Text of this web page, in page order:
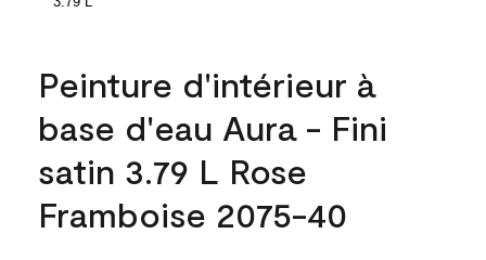
Peinture d'intérieur à
base d'eau Aura - Fini
satin 3.79 L Rose
Framboise 2075-40